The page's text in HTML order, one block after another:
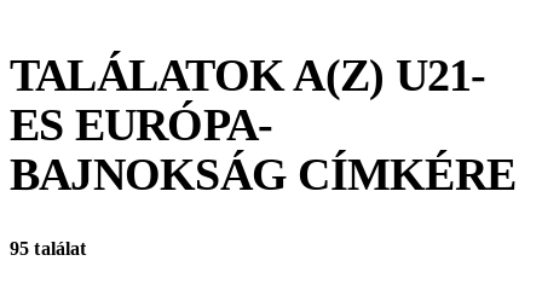
TALÁLATOK A(Z) U21-
ES EURÓPA-
BAJNOKSÁG CÍMKÉRE
95 találat